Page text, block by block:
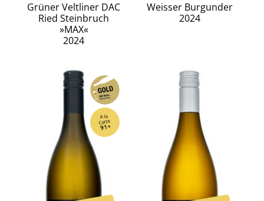
Grüner Veltliner DAC
Ried Steinbruch
»MAX«
2024
A la
Carte
91+
Weisser Burgunder
2024